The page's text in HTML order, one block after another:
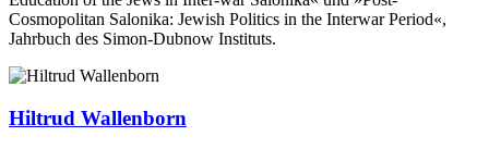
Cosmopolitan Salonika: Jewish Politics in the Interwar Period«,
Jahrbuch des Simon-Dubnow Instituts.
Hiltrud Wallenborn